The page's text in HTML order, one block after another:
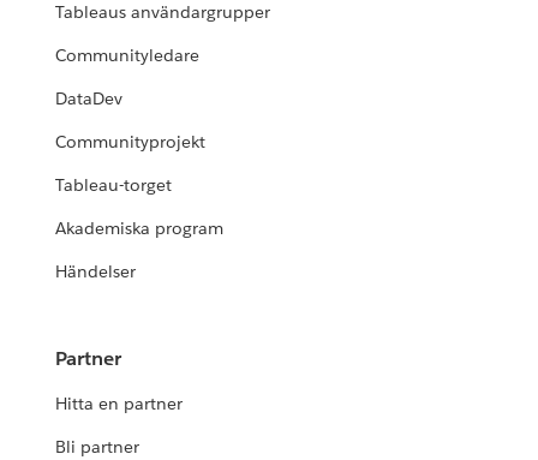
Tableaus användargrupper
Communityledare
DataDev
Communityprojekt
Tableau-torget
Akademiska program
Händelser
Partner
Hitta en partner
Bli partner